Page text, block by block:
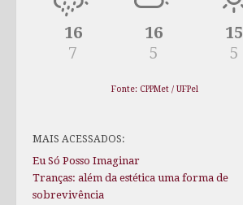
16
7
16
5
15
5
Fonte: CPPMet / UFPel
MAIS ACESSADOS:
Eu Só Posso Imaginar
Tranças: além da estética uma forma de
sobrevivência